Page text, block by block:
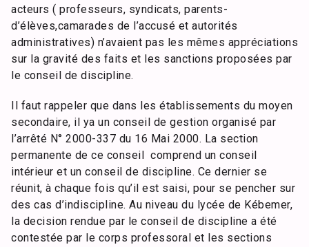
acteurs ( professeurs, syndicats, parents-
d’élèves,camarades de l’accusé et autorités
administratives) n’avaient pas les mêmes appréciations
sur la gravité des faits et les sanctions proposées par
le conseil de discipline.
Il faut rappeler que dans les établissements du moyen
secondaire, il ya un conseil de gestion organisé par
l’arrêté N° 2000-337 du 16 Mai 2000. La section
permanente de ce conseil comprend un conseil
intérieur et un conseil de discipline. Ce dernier se
réunit, à chaque fois qu’il est saisi, pour se pencher sur
des cas d’indiscipline. Au niveau du lycée de Kébemer,
la decision rendue par le conseil de discipline a été
contestée par le corps professoral et les sections